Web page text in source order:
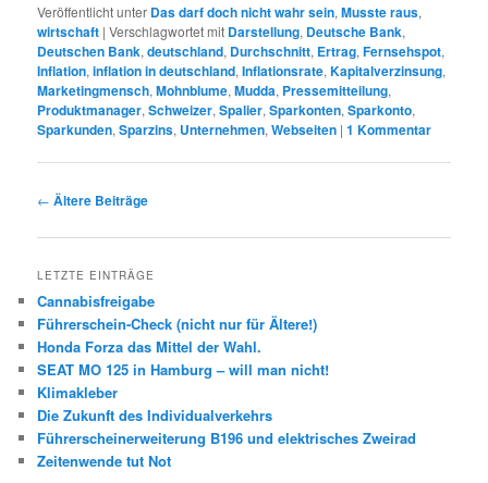
Veröffentlicht unter Das darf doch nicht wahr sein,Musste raus,
wirtschaft |Verschlagwortet mit Darstellung, Deutsche Bank,
Deutschen Bank,deutschland, Durchschnitt, Ertrag,Fernsehspot,
Inflation,inflation in deutschland,Inflationsrate,Kapitalverzinsung,
Marketingmensch,Mohnblume,Mudda, Pressemitteilung,
Produktmanager,Schweizer,Spalier,Sparkonten,Sparkonto,
Sparkunden,Sparzins, Unternehmen,Webseiten |1 Kommentar
Beitrags-
← Ältere Beiträge
LETZTE EINTRÄGE
Cannabisfreigabe
Führerschein-Check (nicht nur für Ältere!)
Honda Forza das Mittel der Wahl.
SEAT MO 125 in Hamburg – will man nicht!
Klimakleber
Die Zukunft des Individualverkehrs
Führerscheinerweiterung B196 und elektrisches Zweirad
Zeitenwende tut Not